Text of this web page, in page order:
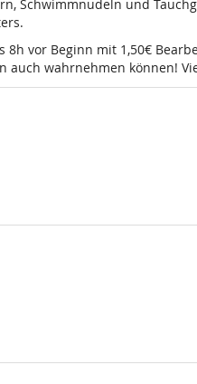
Schwimmnudeln und
vor Beginn mit 1,50€
auch wahrnehmen können!